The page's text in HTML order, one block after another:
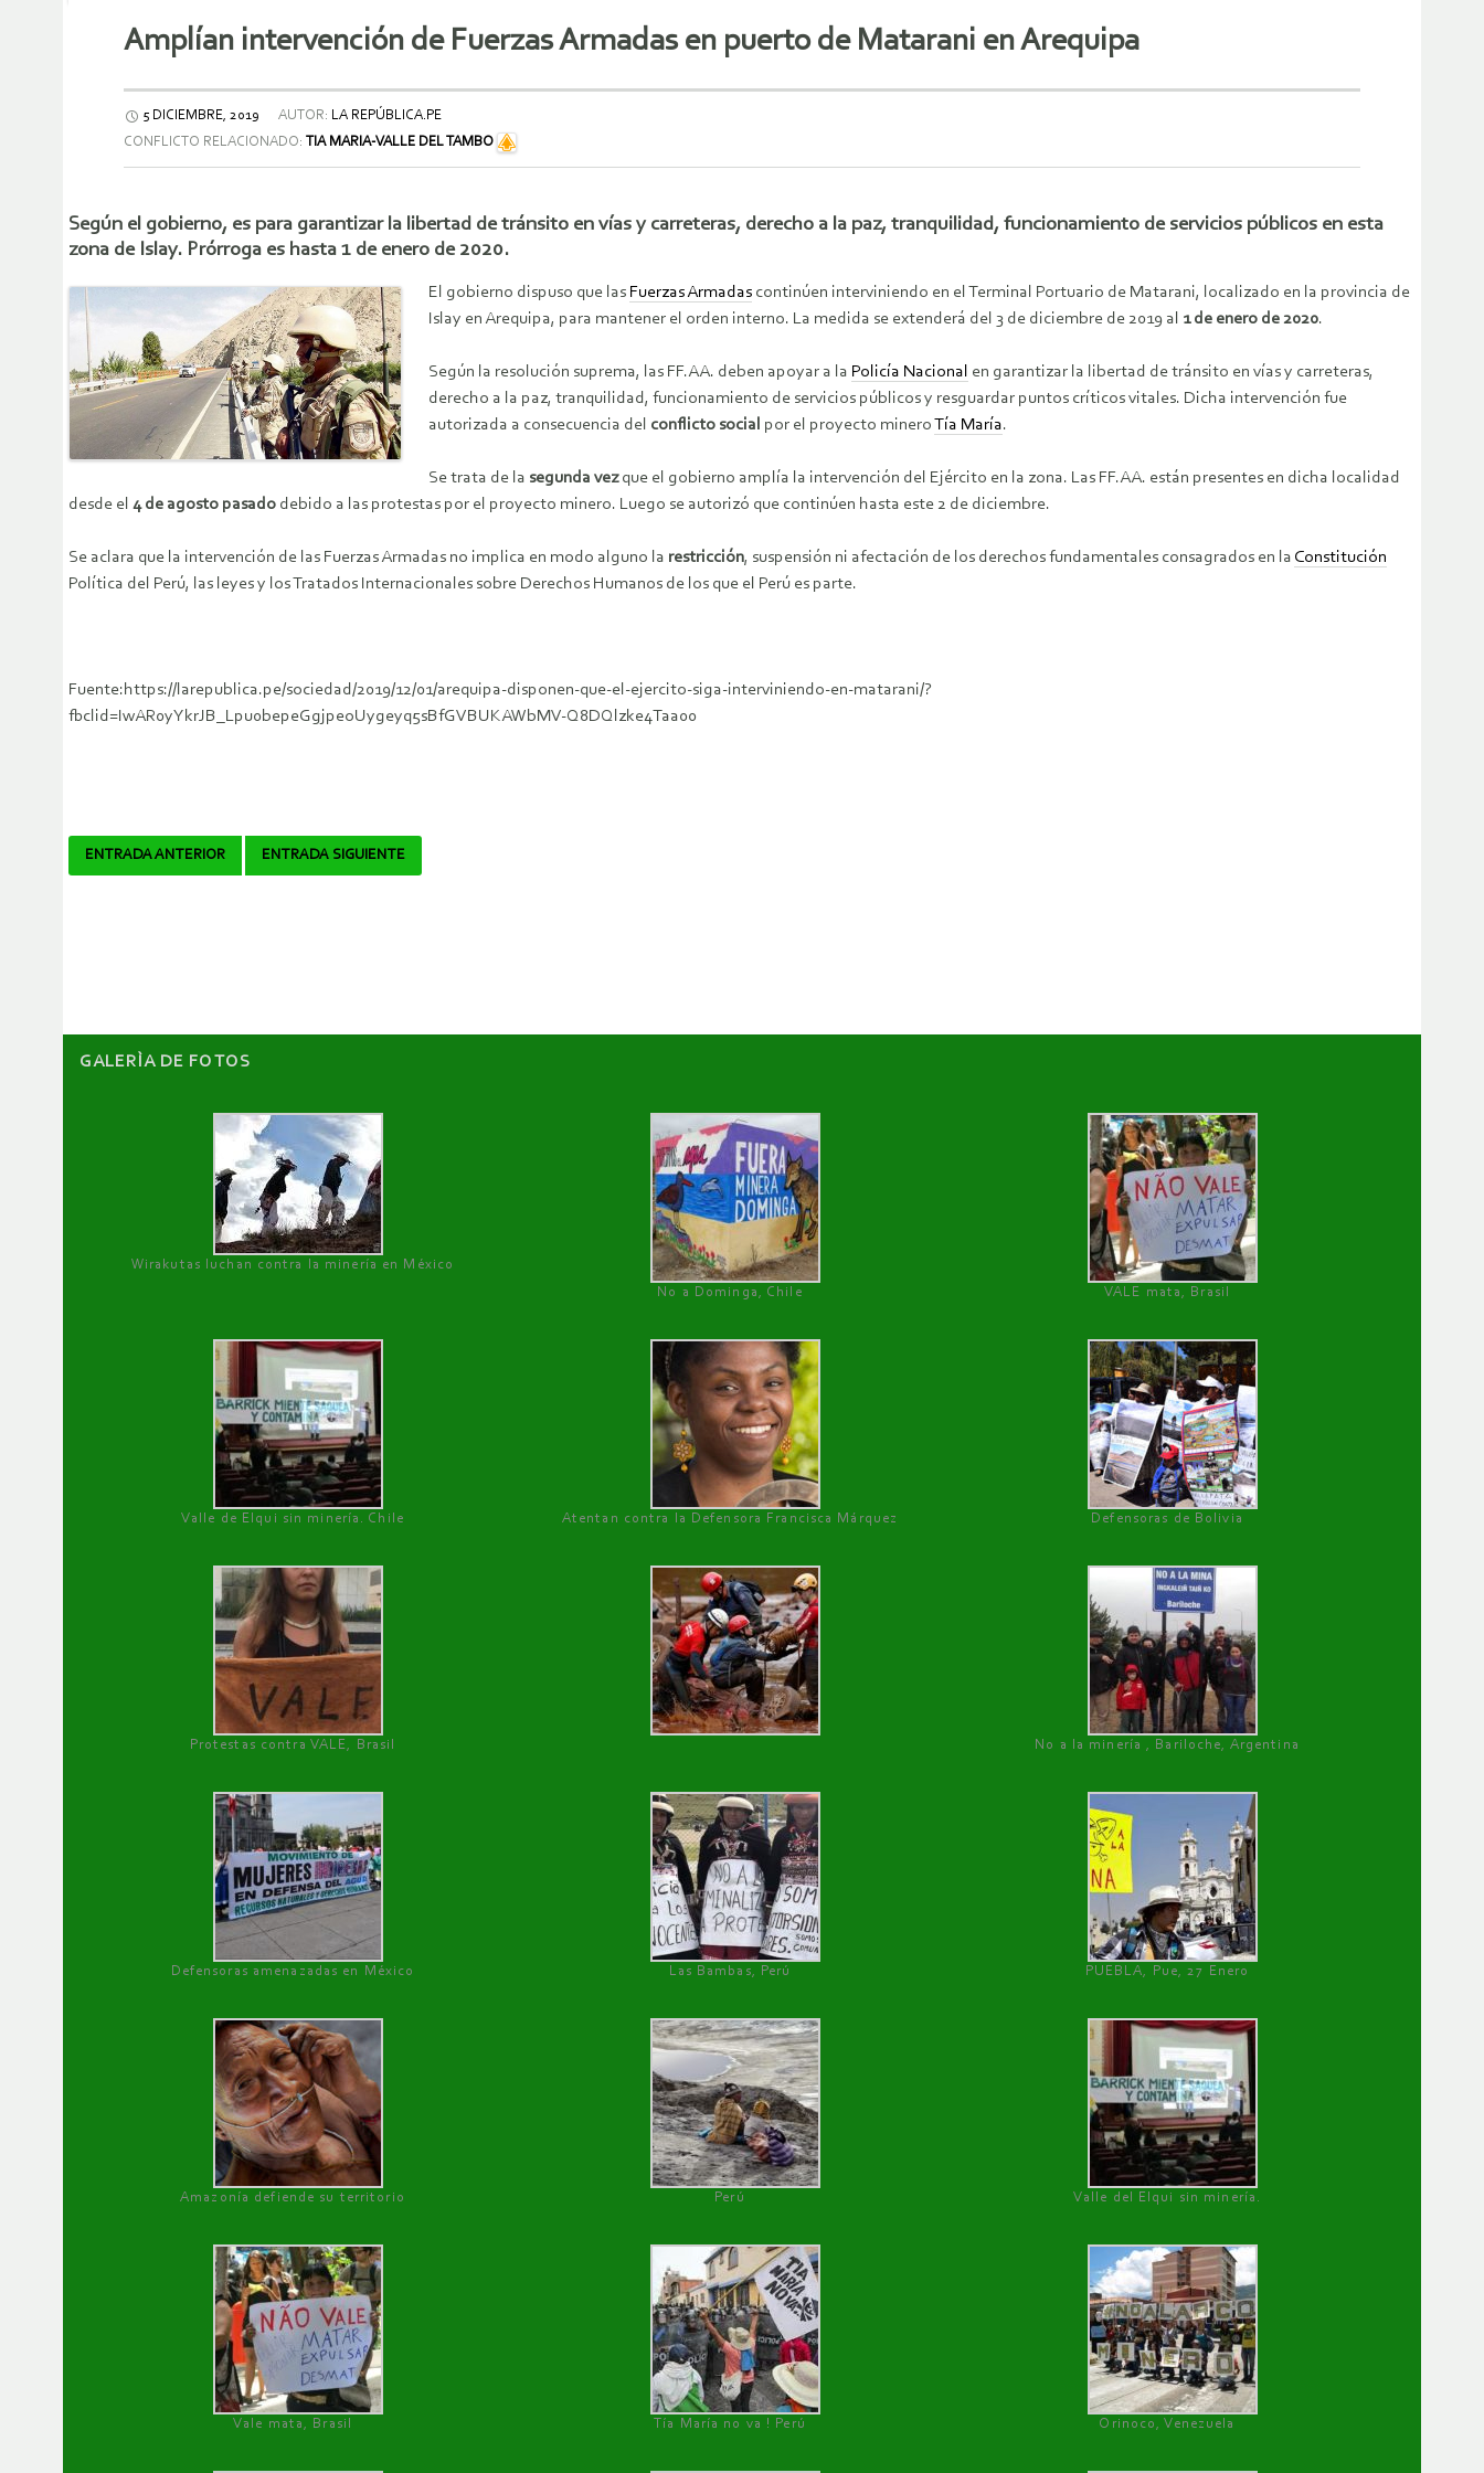
Amplían intervención de Fuerzas Armadas en puerto de Matarani en Arequipa
5 DICIEMBRE, 2019 AUTOR: LA REPÚBLICA.PE
CONFLICTO RELACIONADO:
TIA MARIA-VALLE DEL TAMBO
Según el gobierno, es para garantizar la libertad de tránsito en vías y carreteras, derecho a la paz, tranquilidad, funcionamiento de servicios públicos en esta
zona de Islay. Prórroga es hasta 1 de enero de 2020.
El gobierno dispuso que las Fuerzas Armadas continúen interviniendo en el Terminal Portuario de Matarani, localizado en la provincia de
Islay en Arequipa, para mantener el orden interno. La medida se extenderá del 3 de diciembre de 2019 al 1 de enero de 2020.
Según la resolución suprema, las FF.AA. deben apoyar a la Policía Nacional en garantizar la libertad de tránsito en vías y carreteras,
derecho a la paz, tranquilidad, funcionamiento de servicios públicos y resguardar puntos críticos vitales. Dicha intervención fue
autorizada a consecuencia del conflicto social por el proyecto mineroTía María.
Se trata de la segunda vezque el gobierno amplía la intervención del Ejército en la zona. Las FF.AA. están presentes en dicha localidad
desde el 4 de agosto pasado debido a las protestas por el proyecto minero. Luego se autorizó que continúen hasta este 2 de diciembre.
Se aclara que la intervención de las Fuerzas Armadas no implica en modo alguno la restricción, suspensión ni afectación de los derechos fundamentales consagrados en la Constitución
Política del Perú, las leyes y los Tratados Internacionales sobre Derechos Humanos de los que el Perú es parte.
Fuente:https://larepublica.pe/sociedad/2019/12/01/arequipa-disponen-que-el-ejercito-siga-interviniendo-en-matarani/?
fbclid=IwAR0yYkrJB_Lpu0bepeGgjpeoUygeyq5sBfGVBUKAWbMV-Q8DQlzke4Taa00
Navegador
ENTRADA ANTERIOR ENTRADA SIGUIENTE
GALERÌA DE FOTOS
Wirakutas luchan contra la minería en México
No a Dominga, Chile
VALE mata, Brasil
Valle de Elqui sin minería. Chile Atentan contra la Defensora Francisca Márquez Defensoras de Bolivia
Protestas contra VALE, Brasil No a la minería , Bariloche, Argentina
Defensoras amenazadas en México Las Bambas, Perú PUEBLA, Pue, 27 Enero
Amazonía defiende su territorio Perú Valle del Elqui sin minería.
Vale mata, Brasil Tía María no va ! Perú Orinoco, Venezuela